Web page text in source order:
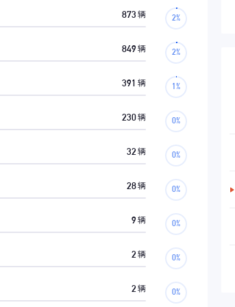
873 辆
849 辆
391 辆
230辆
32 辆
28辆
9 辆
2 辆
2 辆